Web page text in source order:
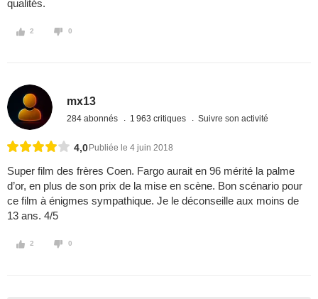
qualités.
2 0
mx13
284 abonnés 1 963 critiques Suivre son activité
4,0 Publiée le 4 juin 2018
Super film des frères Coen. Fargo aurait en 96 mérité la palme
d’or, en plus de son prix de la mise en scène. Bon scénario pour
ce film à énigmes sympathique. Je le déconseille aux moins de
13 ans. 4/5
2 0